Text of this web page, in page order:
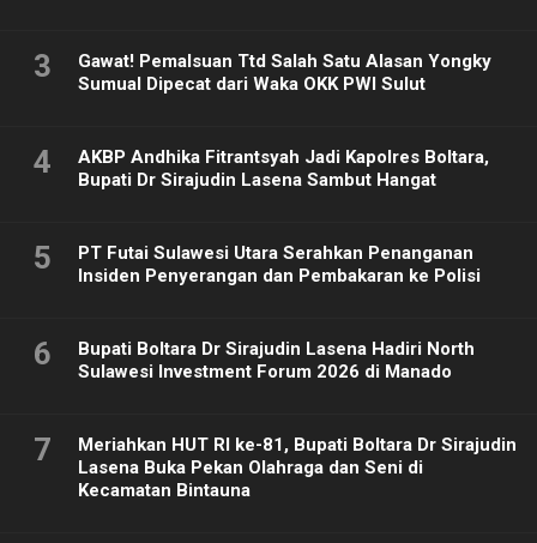
3
Gawat! Pemalsuan Ttd Salah Satu Alasan Yongky
Sumual Dipecat dari Waka OKK PWI Sulut
4
AKBP Andhika Fitrantsyah Jadi Kapolres Boltara,
Bupati Dr Sirajudin Lasena Sambut Hangat
5
PT Futai Sulawesi Utara Serahkan Penanganan
Insiden Penyerangan dan Pembakaran ke Polisi
6
Bupati Boltara Dr Sirajudin Lasena Hadiri North
Sulawesi Investment Forum 2026 di Manado
7
Meriahkan HUT RI ke-81, Bupati Boltara Dr Sirajudin
Lasena Buka Pekan Olahraga dan Seni di
Kecamatan Bintauna